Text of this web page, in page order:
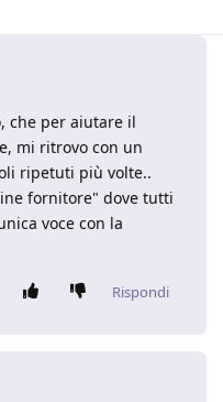
che per aiutare il
mi ritrovo con un
ripetuti più volte..
fornitore" dove tutti
voce con la
Rispondi